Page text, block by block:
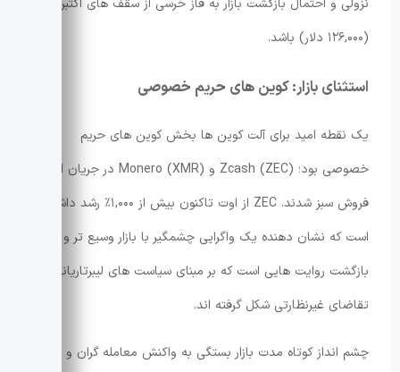
نزولی و احتمال بازگشت بازار به فاز خرسی از سقف های اکتبر
(۱۲۶,۰۰۰ دلار) باشد.
استثنای بازار: کوین های حریم خصوصی
یک نقطه امید برای آلت کوین ها بخش کوین های حریم
خصوصی بود؛ Zcash (ZEC) و Monero (XMR) در جریان این
فروش سبز شدند. ZEC از اوت تاکنون بیش از ۱,۰۰۰٪ رشد داشته
است که نشان دهنده یک واگرایی چشمگیر با بازار وسیع تر و
بازگشت روایت هایی است که بر مبنای سیاست های لیبرتاریانی و
تقاضای غیرنظارتی شکل گرفته اند.
چشم انداز کوتاه مدت بازار بستگی به واکنش معامله گران و میزان